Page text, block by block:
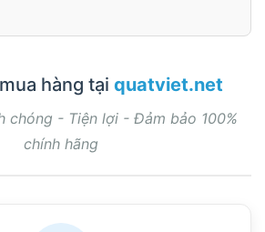
hàng tại quatviet.net
chóng - Tiện lợi - Đảm bảo 100%
chính hãng